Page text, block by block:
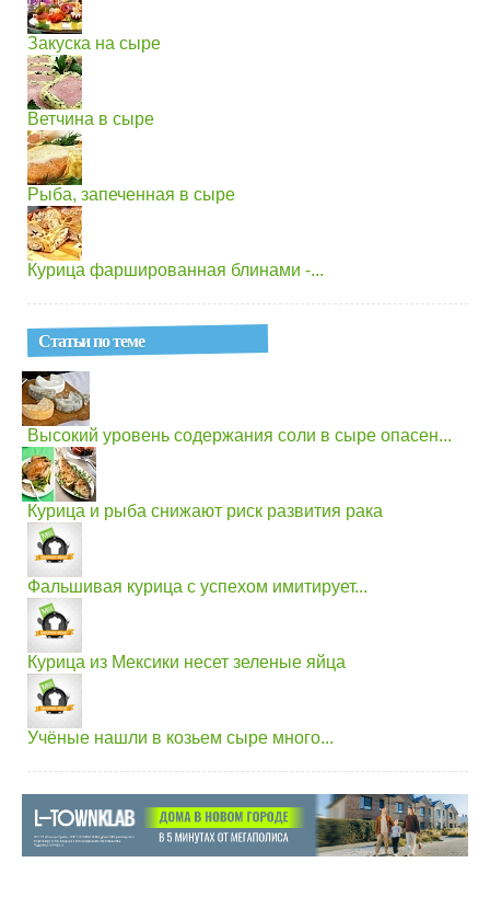
Закуска на сыре
Ветчина в сыре
Рыба, запеченная в сыре
Курица фаршированная блинами -...
Статьи по теме
Высокий уровень содержания соли в сыре опасен...
Курица и рыба снижают риск развития рака
Фальшивая курица с успехом имитирует...
Курица из Мексики несет зеленые яйца
Учёные нашли в козьем сыре много...